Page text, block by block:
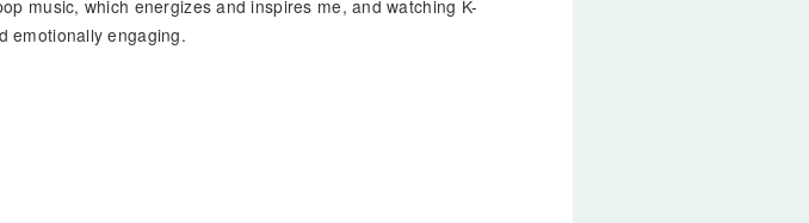
music, which energizes and inspires me, and watching K-
emotionally engaging.